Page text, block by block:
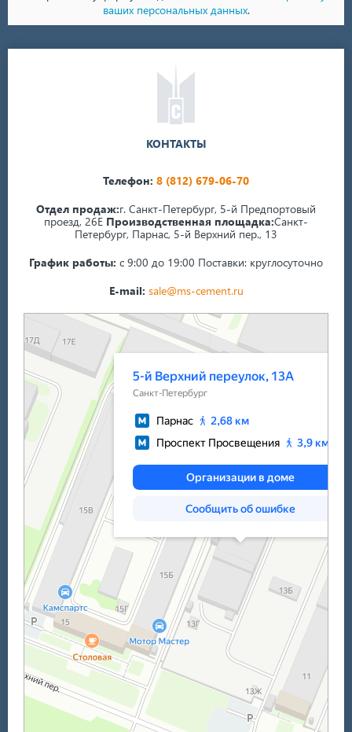
ваших персональных данных.
КОНТАКТЫ
Телефон: 8 (812) 679-06-70
Отдел продаж:г. Санкт-Петербург, 5-й Предпортовый
проезд, 26Е Производственная площадка:Санкт-
Петербург, Парнас, 5-й Верхний пер., 13
График работы: с 9:00 до 19:00 Поставки: круглосуточно
E-mail: sale@ms-cement.ru
Санкт‑Петербург
5-й Верхний переулок, 13А на карте Санкт‑Петербурга — Яндекс Карты